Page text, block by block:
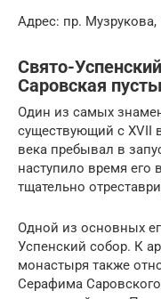
Адрес: пр. Музрукова,
Свято-
Саровская
Один из самых
существующий с XVII
века пребывал в
наступило время его
тщательно
Одной из основных
Успенский собор. К
монастыря также
Cерафима